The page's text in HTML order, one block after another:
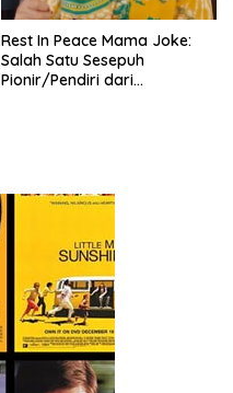
Rest In Peace Mama Joke:
Salah Satu Sesepuh
Pionir/Pendiri dari